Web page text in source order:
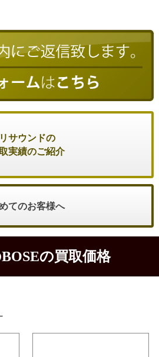
リサウンドの
実績のご紹介
てのお客様へ
の買取価格